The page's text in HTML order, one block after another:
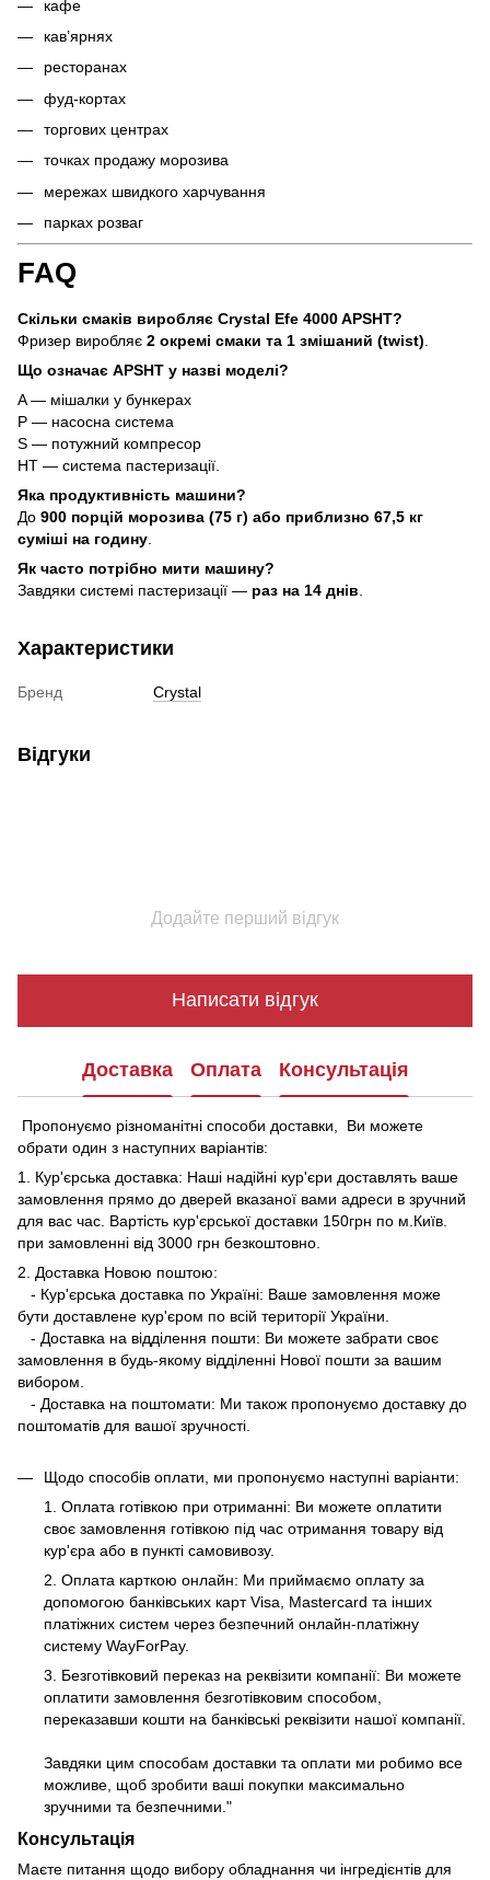
кафе
кав’ярнях
ресторанах
фуд-кортах
торгових центрах
точках продажу морозива
мережах швидкого харчування
парках розваг
FAQ
Скільки смаків виробляє Crystal Efe 4000 APSHT?
Фризер виробляє 2 окремі смаки та 1 змішаний (twist)
Що означає APSHT у назві моделі?
A — мішалки у бункерах
P — насосна система
S — потужний компресор
HT — система пастеризації.
Яка продуктивність машини?
До 900 порцій морозива (75 г) або приблизно 67,5 кг
суміші на годину
Як часто потрібно мити машину?
Завдяки системі пастеризації — раз на 14 днів
Характеристики
Бренд Crystal
Відгуки
Додайте перший відгук
Написати відгук
Доставка Оплата Консультація
Пропонуємо різноманітні способи доставки, Ви можете
обрати один з наступних варіантів:
1. Кур'єрська доставка: Наші надійні кур'єри доставлять ваше
замовлення прямо до дверей вказаної вами адреси в зручний
для вас час. Вартість кур'єрської доставки 150грн по м.Київ.
при замовленні від 3000 грн безкоштовно.
2. Доставка Новою поштою:
- Кур'єрська доставка по Україні: Ваше замовлення може
бути доставлене кур'єром по всій території України.
- Доставка на відділення пошти: Ви можете забрати своє
замовлення в будь-якому відділенні Нової пошти за вашим
вибором.
- Доставка на поштомати: Ми також пропонуємо доставку до
поштоматів для вашої зручності.
Щодо способів оплати, ми пропонуємо наступні варіанти:
1. Оплата готівкою при отриманні: Ви можете оплатити
своє замовлення готівкою під час отримання товару від
кур'єра або в пункті самовивозу.
2. Оплата карткою онлайн: Ми приймаємо оплату за
допомогою банківських карт Visa, Mastercard та інших
платіжних систем через безпечний онлайн-платіжну
систему WayForPay.
3. Безготівковий переказ на реквізити компанії: Ви можете
оплатити замовлення безготівковим способом,
переказавши кошти на банківські реквізити нашої компанії.
Завдяки цим способам доставки та оплати ми робимо все
можливе, щоб зробити ваші покупки максимально
зручними та безпечними."
Консультація
Маєте питання щодо вибору обладнання чи інгредієнтів для